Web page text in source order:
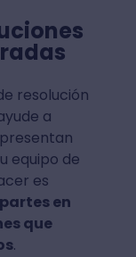
resolución
a
equipo de
es
en
que
.